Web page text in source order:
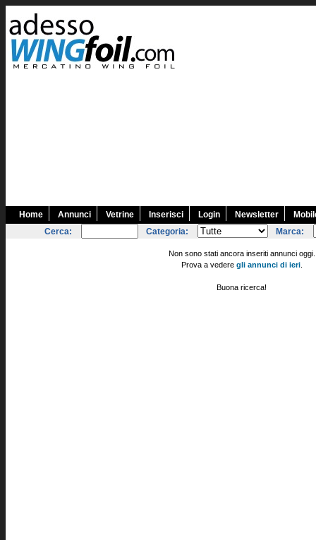
Home Annunci Vetrine Inserisci Login Newsletter
Cerca:
Categoria: Marca:
Non sono stati ancora inseriti annunci oggi.
Prova a vedere gli annunci di ieri
Buona ricerca!